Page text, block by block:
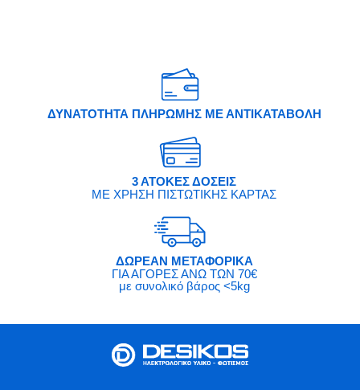
ΔΥΝΑΤΟΤΗΤΑ ΠΛΗΡΩΜΗΣ ΜΕ ΑΝΤΙΚΑΤΑΒΟΛΗ
3 ΑΤΟΚΕΣ ΔΟΣΕΙΣ
ΜΕ ΧΡΗΣΗ ΠΙΣΤΩΤΙΚΗΣ ΚΑΡΤΑΣ
ΔΩΡΕΑΝ ΜΕΤΑΦΟΡΙΚΑ
ΓΙΑ ΑΓΟΡΕΣ ΑΝΩ ΤΩΝ 70€
με συνολικό βάρος <5kg